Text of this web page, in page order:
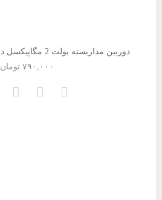
دوربین مداربسته بولت 2 مگاپیکسل دید در شب رنگی AHD
تومان۷۹۰,۰۰۰